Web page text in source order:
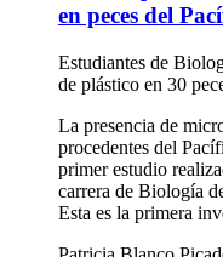
en peces del
Estudiantes de
de plástico en 30
La presencia de
procedentes del
primer estudio
carrera de Biología
Esta es la primera